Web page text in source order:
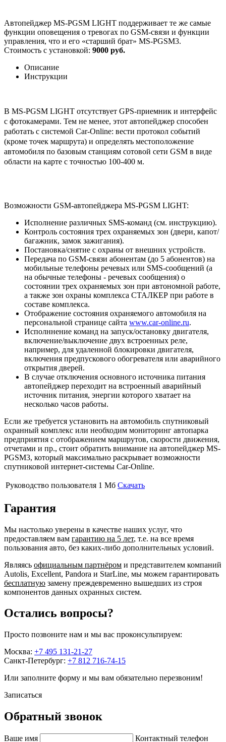
Автопейджер MS-PGSM LIGHT поддерживает те же самые
функции оповещения о тревогах по GSM-связи и функции
управления, что и его «старший брат» MS-PGSM3.
Стоимость с установкой: 9000 руб.
Описание
Инструкции
В MS-PGSM LIGHT отсутствует GPS-приемник и интерфейс
с фотокамерами. Тем не менее, этот автопейджер способен
работать с системой Car-Online: вести протокол событий
(кроме точек маршрута) и определять местоположение
автомобиля по базовым станциям сотовой сети GSM в виде
области на карте с точностью 100-400 м.
Возможности GSM-автопейджера MS-PGSM LIGHT:
Исполнение различных SMS-команд (см. инструкцию).
Контроль состояния трех охраняемых зон (двери, капот/
багажник, замок зажигания).
Постановка/снятие с охраны от внешних устройств.
Передача по GSM-связи абонентам (до 5 абонентов) на
мобильные телефоны речевых или SMS-сообщений (а
на обычные телефоны - речевых сообщения) о
состоянии трех охраняемых зон при автономной работе,
а также зон охраны комплекса СТАЛКЕР при работе в
составе комплекса.
Отображение состояния охраняемого автомобиля на
персональной странице сайта www.car-online.ru.
Исполннение команд на запуск/остановку двигателя,
включение/выключение двух встроенных реле,
например, для удаленной блокировки двигателя,
включения предпускового обогревателя или аварийного
открытия дверей.
В случае отключения основного источника питания
автопейджер переходит на встроенный аварийный
источник питания, энергии которого хватает на
несколько часов работы.
Если же требуется установить на автомобиль спутниковый
охранный комплекс или необходим мониторинг автопарка
предприятия с отображением маршрутов, скорости движения,
отчетами и пр., стоит обратить внимание на автопейджер MS-
PGSM3, который максимально раскрывает возможности
спутниковой интернет-системы Car-Online.
Руководство пользователя 1 Мб Скачать
Гарантия
Мы настолько уверены в качестве наших услуг, что
предоставляем вам гарантию на 5 лет, т.е. на все время
пользования авто, без каких-либо дополнительных условий.
Являясь официальным партнёром и представителем компаний
Autolis, Excellent, Pandora и StarLine, мы можем гарантировать
бесплатную замену преждевременно вышедших из строя
компонентов данных охранных систем.
Остались вопросы?
Просто позвоните нам и мы вас проконсультируем:
Москва: +7 495 131-21-27
Санкт-Петербург: +7 812 716-74-15
Или заполните форму и мы вам обязательно перезвоним!
Записаться
Обратный звонок
Ваше имя Контактный телефон